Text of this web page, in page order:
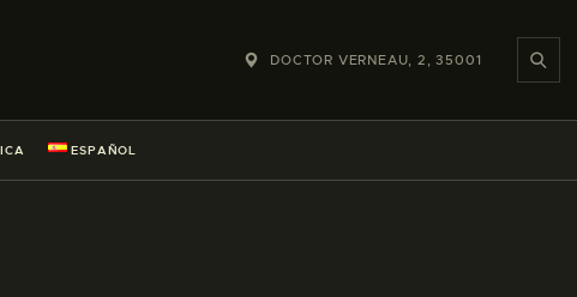
DOCTOR VERNEAU, 2, 35001
ESPAÑOL